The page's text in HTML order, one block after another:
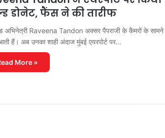
डोनेट, फैंस ने की तारीफ
अभिनेत्री Raveena Tandon अक्सर पैपराजी के कैमरों के सामने
हैं। अब उनका शाही अंदाज मुंबई एयरपोर्ट पर…
More »